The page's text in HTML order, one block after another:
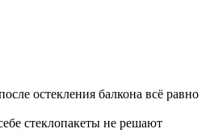
остекления балкона всё равно
стеклопакеты не решают